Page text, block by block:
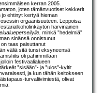
kerran 2005.
joten tämänvuotiset kekkerit
ehtinyt kertyä hieman
orgaanisuuteen. Leppoisa
harvinainen
, minkä ”hedelmiä”
sinänsä onnistunut
taas paisuttanut
väliä sitä tunsi eksyneensä
oli pahimmillaan
festivaalialueen
”sisään”- ja ”ulos”-kyltit.
ja kun tähän keitokseen
turvaliivimiestä, olivat